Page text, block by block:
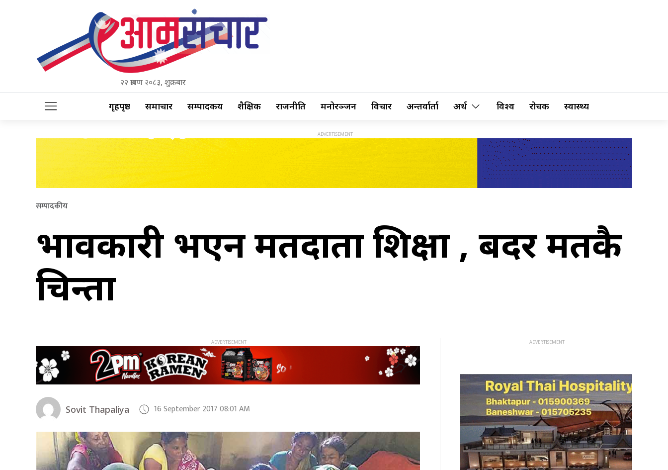
२२ श्रावण २०८३, शुक्रबार
गृहपृष्ठ समाचार सम्पादकीय शैक्षिक राजनीति मनोरञ्जन विचार अन्तर्वार्ता अर्थ विश्व रोचक स्वास्थ्य
सम्पादकीय
प्रभावकारी भएन मतदाता शिक्षा , बदर मतकै
चिन्ता
Sovit Thapaliya 16 September 2017 08:01 AM